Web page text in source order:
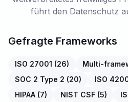
führt den Datenschutz
Gefragte Frameworks
ISO 27001 (26) Multi-
SOC 2 Type 2 (20) ISO
HIPAA (7) NIST CSF (5)